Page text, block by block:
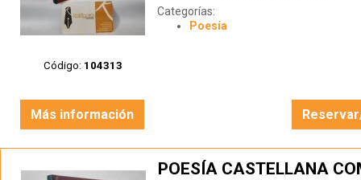
Código: 104313
Categorías:
Poesía
Más información
POESÍA CASTELLANA